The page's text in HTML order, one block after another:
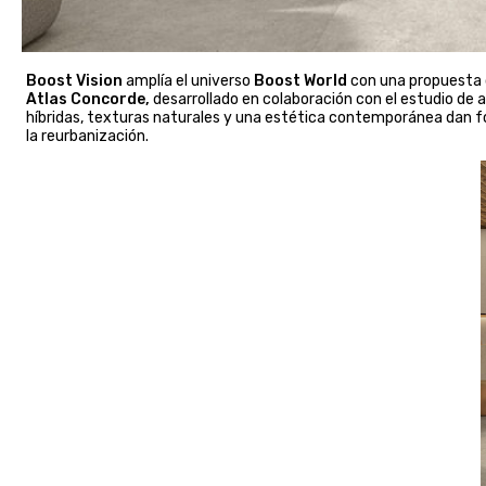
Boost Vision amplía el universo Boost World con una
Atlas Concorde, desarrollado en colaboración con el estudio de
híbridas, texturas naturales y una estética contemporánea
la reurbanización.